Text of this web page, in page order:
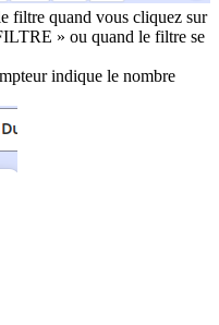
filtre quand vous cliquez sur
» ou quand le filtre se
indique le nombre